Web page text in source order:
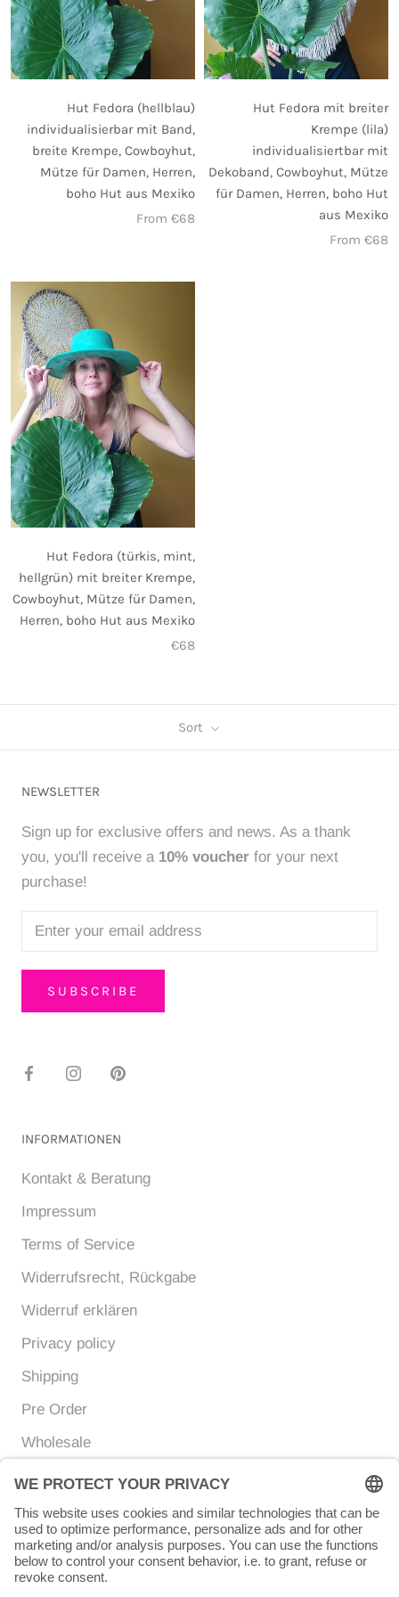
Hut Fedora (hellblau)
individualisierbar mit Band,
breite Krempe, Cowboyhut,
Mütze für Damen, Herren,
boho Hut aus Mexiko
From €68
Hut Fedora mit breiter
Krempe (lila)
individualisiertbar mit
Dekoband, Cowboyhut, Mütze
für Damen, Herren, boho Hut
aus Mexiko
From €68
Hut Fedora (türkis, mint,
hellgrün) mit breiter Krempe,
Cowboyhut, Mütze für Damen,
Herren, boho Hut aus Mexiko
€68
Sort
NEWSLETTER
Sign up for exclusive offers and news. As a thank
you, you'll receive a 10% voucher for your next
purchase!
SUBSCRIBE
INFORMATIONEN
Kontakt & Beratung
Impressum
Terms of Service
Widerrufsrecht, Rückgabe
Widerruf erklären
Privacy policy
Shipping
Pre Order
Wholesale
Currency
EUR € Language
ENGLISH
© Chunigula mexfashion